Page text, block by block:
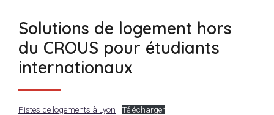
Solutions de logement hors
du CROUS pour étudiants
internationaux
Pistes de logements à Lyon Télécharger